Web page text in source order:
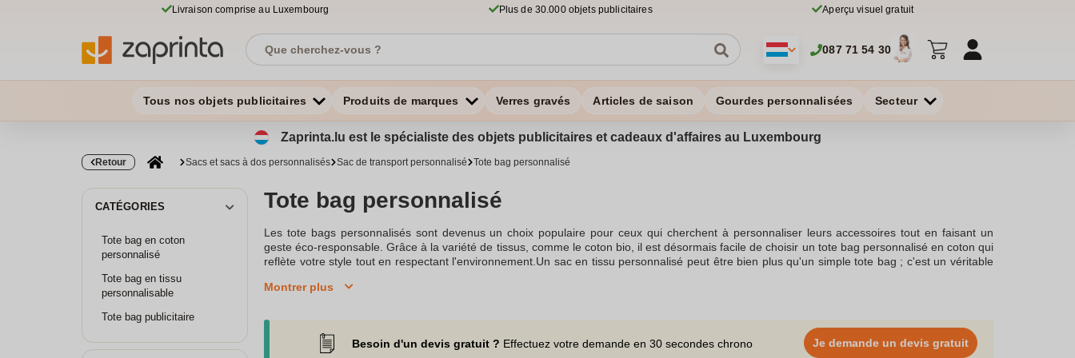
Livraison comprise au Luxembourg Plus de 30.000 objets publicitaires Aperçu visuel gratuit
087 71 54 30
Tous nos objets publicitaires Produits de marques Verres gravés Articles de saison Gourdes personnalisées Secteur
Zaprinta.lu est le spécialiste des objets publicitaires et cadeaux d'affaires au Luxembourg
Retour Sacs et sacs à dos personnalisés Sac de transport personnalisé Tote bag personnalisé
CATÉGORIES
Tote bag en coton
personnalisé
Tote bag en tissu
personnalisable
Tote bag publicitaire
Tote bag personnalisé
Les tote bags personnalisés sont devenus un choix populaire pour ceux qui cherchent à personnaliser leurs accessoires tout en faisant un
geste éco-responsable. Grâce à la variété de tissus, comme le coton bio, il est désormais facile de choisir un tote bag personnalisé en coton qui
reflète votre style tout en respectant l'environnement.Un sac en tissu personnalisé peut être bien plus qu'un simple tote bag ; c'est un véritable
d'afficher votre logo ou tout autre design personnalisé sur un sac en coton. Les options de personnalisation sont vastes, allant de l'impression
sac shopping ou même d'un sac de sport. Personnaliser le tote bag permet d'en faire un cadeau publicitaire unique ou un cadeau personnalisé
à offrir à des proches.En optant pour un tote bag en coton bio, vous faites le choix d'un sac écologique personnalisé et durable. Vous pouvez
personnaliser des tote bags pour les utiliser comme objets publicitaires ou simplement pour votre usage personnel. Que ce soit en unité ou en
Montrer plus
Besoin d'un devis gratuit ? Effectuez votre demande en 30 secondes chrono Je demande un devis gratuit